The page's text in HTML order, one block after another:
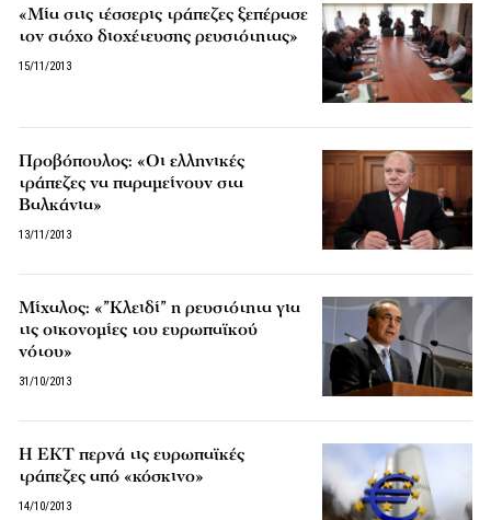
«Μία στις τέσσερις τράπεζες ξεπέρασε
τον στόχο διοχέτευσης ρευστότητας»
15/11/2013
Προβόπουλος: «Οι ελληνικές
τράπεζες να παραμείνουν στα
Βαλκάνια»
13/11/2013
Μίχαλος: «”Κλειδί” η ρευστότητα για
τις οικονομίες του ευρωπαϊκού
νότου»
31/10/2013
Η ΕΚΤ περνά τις ευρωπαϊκές
τράπεζες από «κόσκινο»
14/10/2013